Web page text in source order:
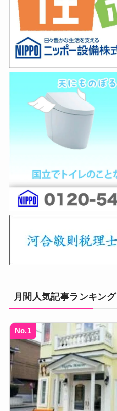
月間人気記事ランキング
No.1